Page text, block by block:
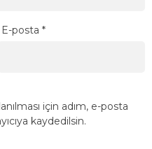
E-posta*
için adım, e-posta
kaydedilsin.